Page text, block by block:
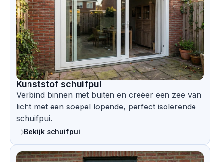
Kunststof schuifpui
Verbind binnen met buiten en creëer een zee van
licht met een soepel lopende, perfect isolerende
schuifpui.
Bekijk schuifpui